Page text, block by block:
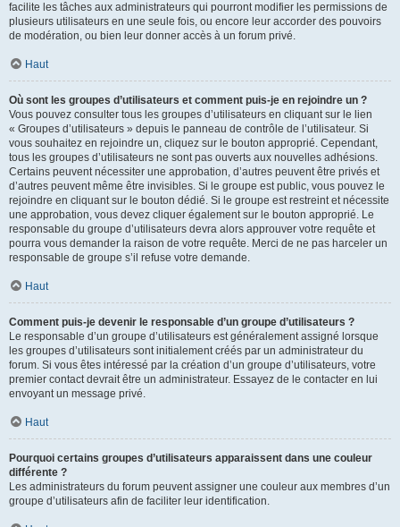
facilite les tâches aux administrateurs qui pourront modifier les permissions de
plusieurs utilisateurs en une seule fois, ou encore leur accorder des pouvoirs
de modération, ou bien leur donner accès à un forum privé.
Haut
Où sont les groupes d’utilisateurs et comment puis-je en rejoindre un ?
Vous pouvez consulter tous les groupes d’utilisateurs en cliquant sur le lien
« Groupes d’utilisateurs » depuis le panneau de contrôle de l’utilisateur. Si
vous souhaitez en rejoindre un, cliquez sur le bouton approprié. Cependant,
tous les groupes d’utilisateurs ne sont pas ouverts aux nouvelles adhésions.
Certains peuvent nécessiter une approbation, d’autres peuvent être privés et
d’autres peuvent même être invisibles. Si le groupe est public, vous pouvez le
rejoindre en cliquant sur le bouton dédié. Si le groupe est restreint et nécessite
une approbation, vous devez cliquer également sur le bouton approprié. Le
responsable du groupe d’utilisateurs devra alors approuver votre requête et
pourra vous demander la raison de votre requête. Merci de ne pas harceler un
responsable de groupe s’il refuse votre demande.
Haut
Comment puis-je devenir le responsable d’un groupe d’utilisateurs ?
Le responsable d’un groupe d’utilisateurs est généralement assigné lorsque
les groupes d’utilisateurs sont initialement créés par un administrateur du
forum. Si vous êtes intéressé par la création d’un groupe d’utilisateurs, votre
premier contact devrait être un administrateur. Essayez de le contacter en lui
envoyant un message privé.
Haut
Pourquoi certains groupes d’utilisateurs apparaissent dans une couleur
différente ?
Les administrateurs du forum peuvent assigner une couleur aux membres d’un
groupe d’utilisateurs afin de faciliter leur identification.